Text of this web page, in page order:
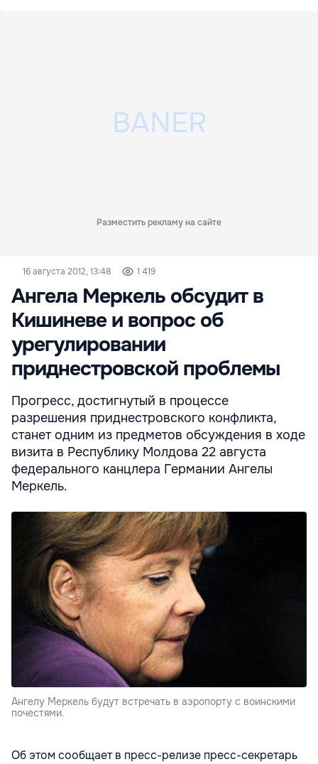
Разместить рекламу на сайте
16 августа 2012, 13:48 1 419
Ангела Меркель обсудит в
Кишиневе и вопрос об
урегулировании
приднестровской проблемы
Прогресс, достигнутый в процессе
разрешения приднестровского конфликта,
станет одним из предметов обсуждения в ходе
визита в Республику Молдова 22 августа
федерального канцлера Германии Ангелы
Меркель.
Ангелу Меркель будут встречать в аэропорту с воинскими
почестями.
Об этом сообщает в пресс-релизе пресс-секретарь